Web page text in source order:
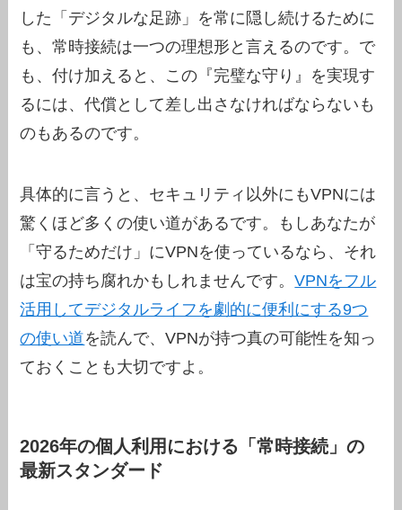
した「デジタルな足跡」を常に隠し続けるために
も、常時接続は一つの理想形と言えるのです。で
も、付け加えると、この『完璧な守り』を実現す
るには、代償として差し出さなければならないも
のもあるのです。
具体的に言うと、セキュリティ以外にもVPNには
驚くほど多くの使い道があるです。もしあなたが
「守るためだけ」にVPNを使っているなら、それ
は宝の持ち腐れかもしれませんです。VPNをフル
活用してデジタルライフを劇的に便利にする9つ
の使い道を読んで、VPNが持つ真の可能性を知っ
ておくことも大切ですよ。
2026年の個人利用における「常時接続」の
最新スタンダード